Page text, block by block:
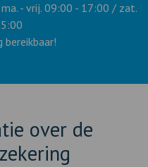
ma. - vrij. 09:00 - 17:00 / zat.
bereikbaar!
over de